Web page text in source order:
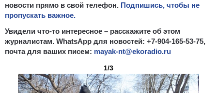
новости прямо в свой телефон. Подпишись, чтобы не
пропускать важное.
Увидели что-то интересное – расскажите об этом
журналистам. WhatsApp для новостей: +7-904-165-53-75,
почта для ваших писем: mayak-nt@ekoradio.ru
1/3